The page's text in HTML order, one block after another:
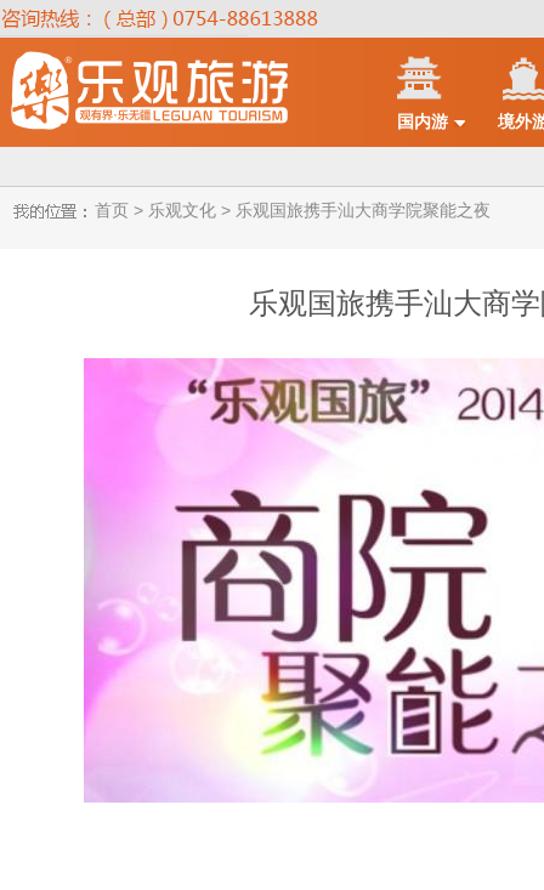
国内游 境外
首页 > 乐观文化 > 乐观国旅携手汕大商学院聚能之夜
乐观国旅携手汕大商